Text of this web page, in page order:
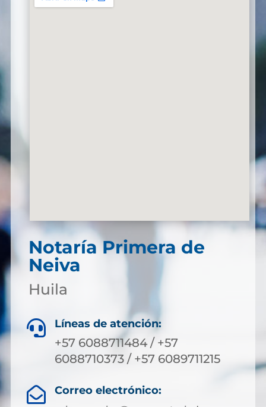
Notaría Primera de
Neiva
Huila
 Líneas de atención:
+57 6088711484 / +57
6088710373 / +57 6089711215
 Correo electrónico: